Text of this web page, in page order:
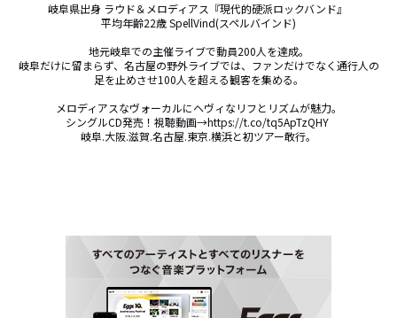
岐阜県出身 ラウド＆メロディアス『現代的硬派ロックバンド』
平均年齢22歳 SpellVind(スペルバインド)
地元岐阜での主催ライブで動員200人を達成。
岐阜だけに留まらず、名古屋の野外ライブでは、ファンだけでなく通行人の
足を止めさせ100人を超える観客を集める。
メロディアスなヴォーカルにヘヴィなリフとリズムが魅力。
シングルCD発売！視聴動画→https://t.co/tq5ApTzQHY
岐阜.大阪.滋賀.名古屋.東京.横浜と初ツアー敢行。